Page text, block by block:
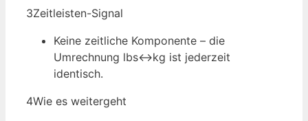
3Zeitleisten-Signal
Keine zeitliche Komponente – die
Umrechnung lbs↔kg ist jederzeit
identisch.
4Wie es weitergeht